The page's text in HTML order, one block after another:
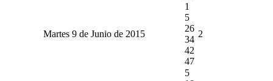
Martes 9 de Junio de 2015
1
5
26
34
42
47
2
5